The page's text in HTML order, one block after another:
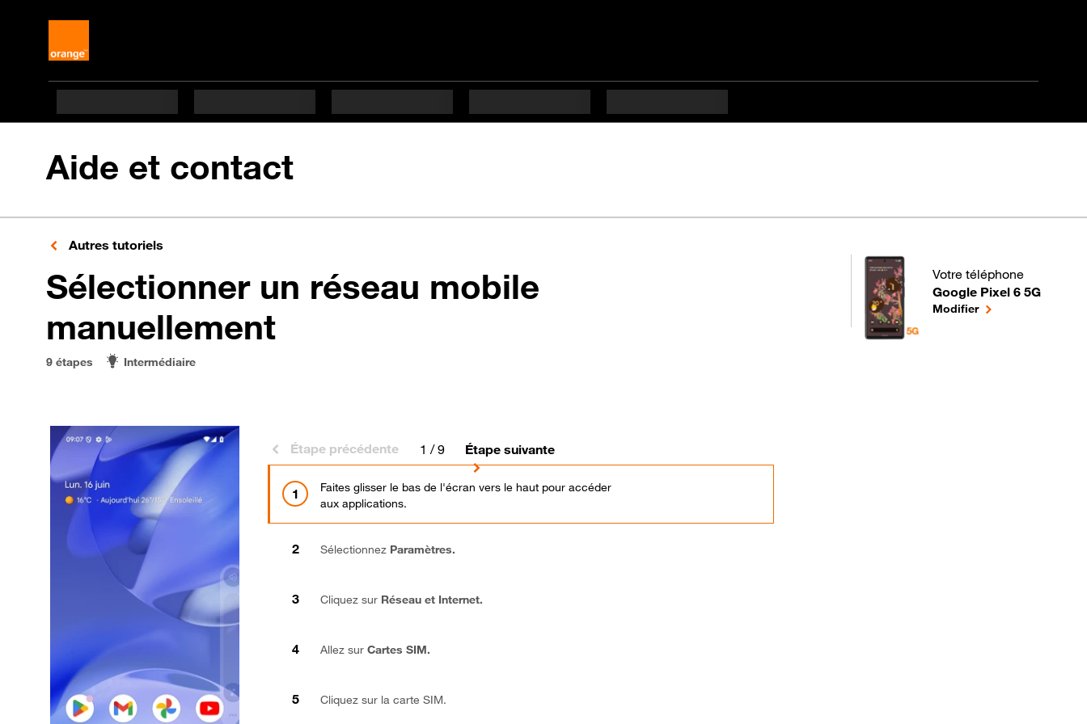
Aide et contact
Autres tutoriels
Sélectionner un réseau mobile
manuellementen 9 étapes difficulté Intermédiaire
9 étapes Intermédiaire
Votre téléphone
Google Pixel 6 5G
pour votre Google Pixel 6
Modifierle téléphone
Étape précédente 1 / 9 Étape suivante
Faites glisser le bas de l'écran vers le haut pour accéder
aux applications.
Sélectionnez Paramètres.
Cliquez sur Réseau et Internet.
Allez sur Cartes SIM.
Cliquez sur la carte SIM.